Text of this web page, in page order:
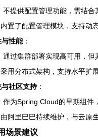
不提供配置管理功能，需结合
置了配置管理模块，支持动
性能：
通过集群部署实现高可用，但
用分布式架构，支持水平扩
社区支持：
作为Spring Cloud的早期组件
阿里巴巴持续维护，与云原
场景建议